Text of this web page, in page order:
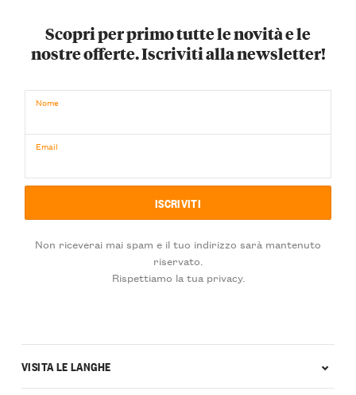
Scopri per primo tutte le novità e le
nostre offerte. Iscriviti alla newsletter!
Nome
Email
Non riceverai mai spam e il tuo indirizzo sarà mantenuto
riservato.
Rispettiamo la tua privacy.
VISITA LE LANGHE